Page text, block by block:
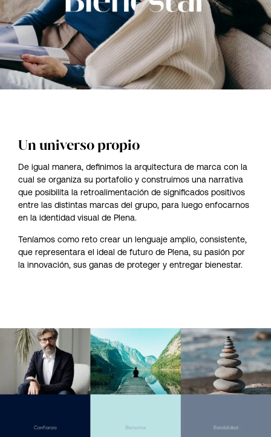
Un universo propio
De igual manera, definimos la arquitectura de marca con la
cual se organiza su portafolio y construimos una narrativa
que posibilita la retroalimentación de significados positivos
entre las distintas marcas del grupo, para luego enfocarnos
en la identidad visual de Plena.
Teníamos como reto crear un lenguaje amplio, consistente,
que representara el ideal de futuro de Plena, su pasión por
la innovación, sus ganas de proteger y entregar bienestar.